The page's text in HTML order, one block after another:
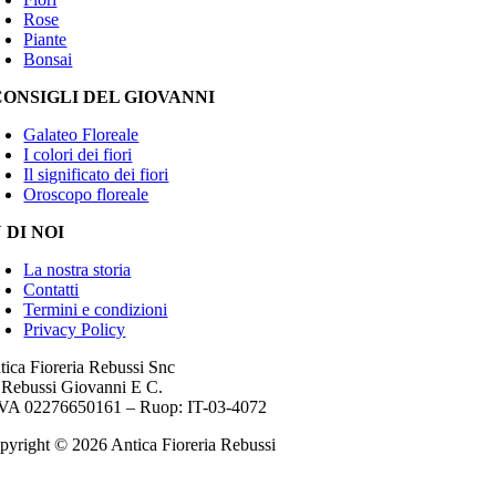
Rose
Piante
Bonsai
DEL GIOVANNI
Galateo Floreale
I colori dei fiori
Il significato dei fiori
Oroscopo floreale
DI NOI
La nostra storia
Contatti
Termini e condizioni
Privacy Policy
Fioreria Rebussi Snc
Giovanni E C.
02276650161 – Ruop: IT-03-4072
© 2026 Antica Fioreria Rebussi